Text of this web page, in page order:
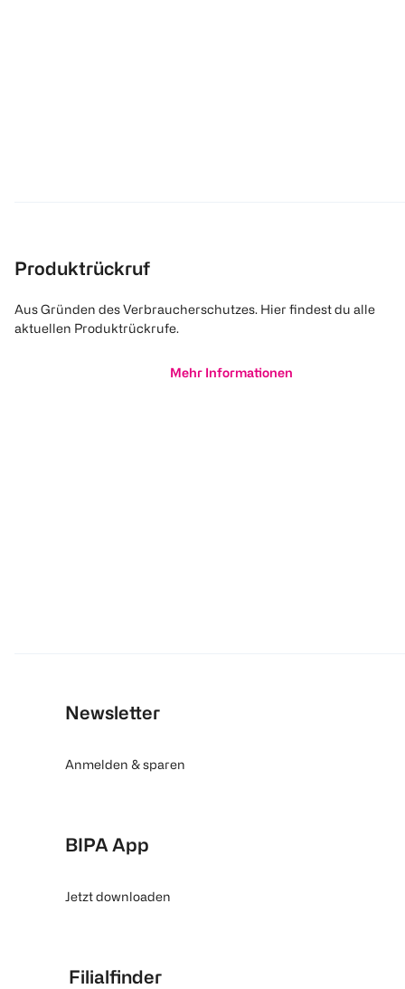
Produktrückruf
Aus Gründen des Verbraucherschutzes. Hier findest du alle
aktuellen Produktrückrufe.
Mehr Informationen
Newsletter
Anmelden & sparen
BIPA App
Jetzt downloaden
Filialfinder